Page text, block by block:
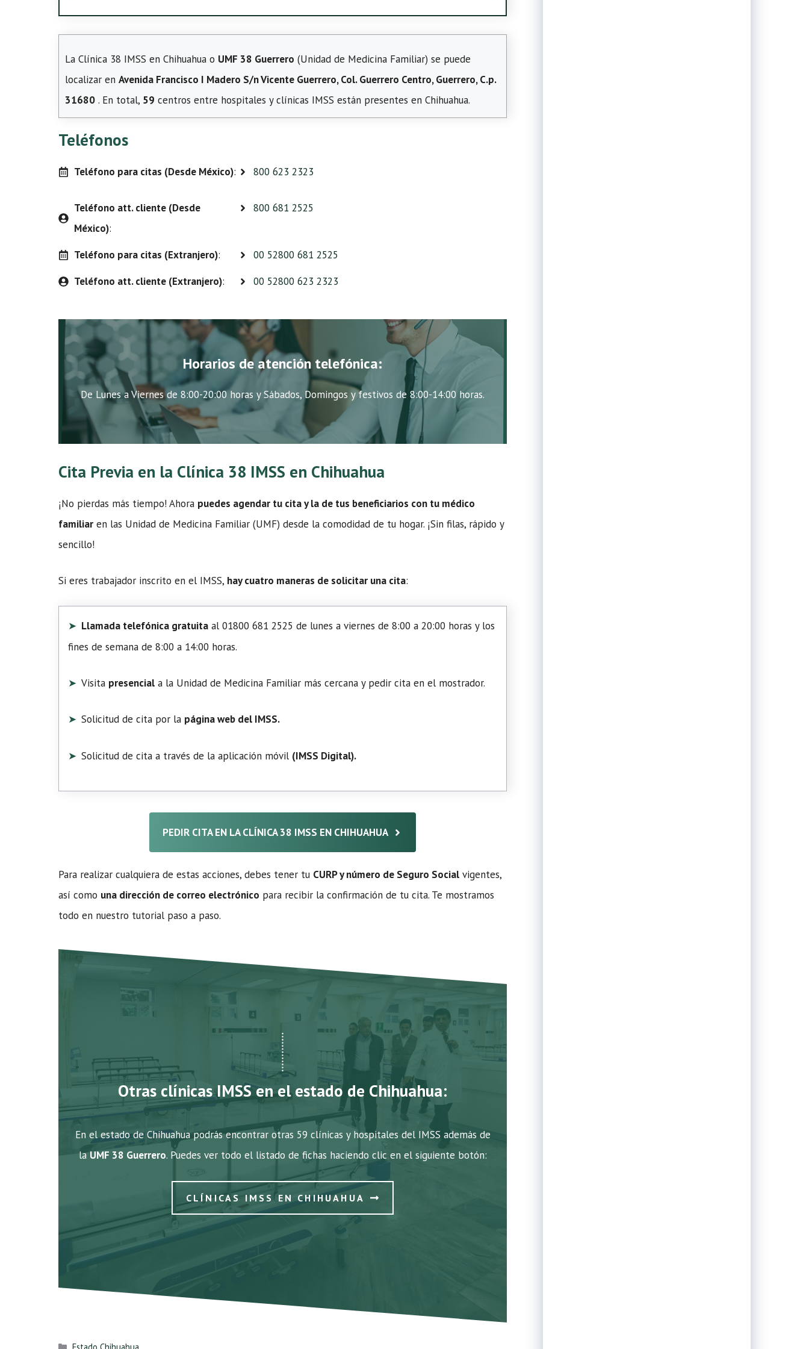
La Clínica 38 IMSS en Chihuahua o UMF 38 Guerrero (Unidad de Medicina Familiar) se puede
localizar en Avenida Francisco I Madero S/n Vicente Guerrero, Col. Guerrero Centro, Guerrero, C.p.
31680 . En total, 59 centros entre hospitales y clínicas IMSS están presentes en Chihuahua.
Teléfonos
Teléfono para citas (Desde México): 800 623 2323
Teléfono att. cliente (Desde
México):
800 681 2525
Teléfono para citas (Extranjero):
00 52800 681 2525
Teléfono att. cliente (Extranjero): 00 52800 623 2323
Horarios de atención telefónica:
De Lunes a Viernes de 8:00-20:00 horas y Sábados, Domingos y festivos de 8:00-14:00 horas.
Cita Previa en la Clínica 38 IMSS en Chihuahua
¡No pierdas más tiempo! Ahora puedes agendar tu cita y la de tus beneficiarios con tu médico
familiar en las Unidad de Medicina Familiar (UMF) desde la comodidad de tu hogar. ¡Sin filas, rápido y
sencillo!
Si eres trabajador inscrito en el IMSS, hay cuatro maneras de solicitar una cita:
Llamada telefónica gratuita al 01800 681 2525 de lunes a viernes de 8:00 a 20:00 horas y los
fines de semana de 8:00 a 14:00 horas.
Visita presencial a la Unidad de Medicina Familiar más cercana y pedir cita en el mostrador.
Solicitud de cita por la página web del IMSS.
Solicitud de cita a través de la aplicación móvil (IMSS Digital).
PEDIR CITA EN LA CLÍNICA 38 IMSS EN CHIHUAHUA
Para realizar cualquiera de estas acciones, debes tener tu CURP y número de Seguro Social vigentes,
así como una dirección de correo electrónico para recibir la confirmación de tu cita. Te mostramos
todo en nuestro tutorial paso a paso.
Otras clínicas IMSS en el estado de Chihuahua:
En el estado de Chihuahua podrás encontrar otras 59 clínicas y hospitales del IMSS además de
laUMF 38 Guerrero. Puedes ver todo el listado de fichas haciendo clic en el siguiente botón:
CLÍNICAS IMSS EN CHIHUAHUA
Categorías